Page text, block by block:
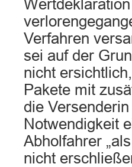
Verfahren
sei auf der
nicht
Pakete mit
die
Notwendigkeit
Abholfahrer
nicht